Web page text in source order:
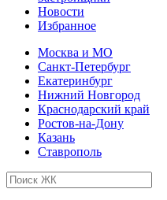
Новости
Избранное
Москва и МО
Санкт-Петербург
Екатеринбург
Нижний Новгород
Краснодарский край
Ростов-на-Дону
Казань
Ставрополь